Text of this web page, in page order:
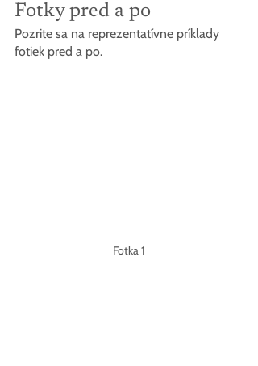
Fotky pred a po
Pozrite sa na reprezentatívne príklady
fotiek pred a po.
Fotka 1